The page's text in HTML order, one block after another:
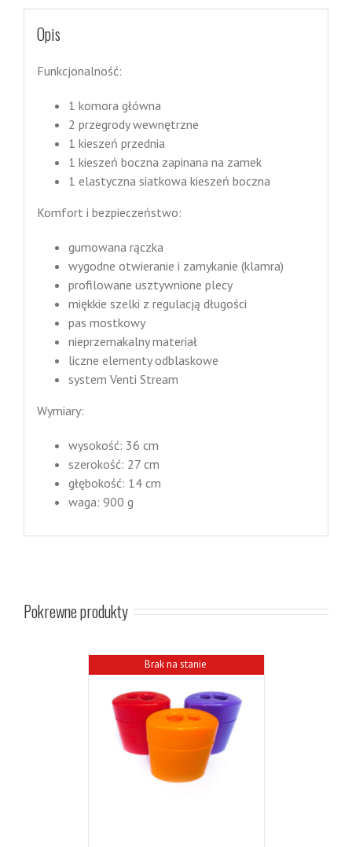
Opis
Funkcjonalność:
1 komora główna
2 przegrody wewnętrzne
1 kieszeń przednia
1 kieszeń boczna zapinana na zamek
1 elastyczna siatkowa kieszeń boczna
Komfort i bezpieczeństwo:
gumowana rączka
wygodne otwieranie i zamykanie (klamra)
profilowane usztywnione plecy
miękkie szelki z regulacją długości
pas mostkowy
nieprzemakalny materiał
liczne elementy odblaskowe
system Venti Stream
Wymiary:
wysokość: 36 cm
szerokość: 27 cm
głębokość: 14 cm
waga: 900 g
Pokrewne produkty
Brak na stanie